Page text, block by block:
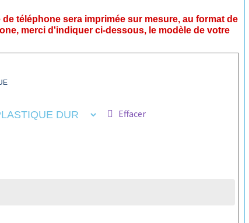
de téléphone sera imprimée sur mesure, au format de
merci d'indiquer ci-dessous, le modèle de votre
Effacer